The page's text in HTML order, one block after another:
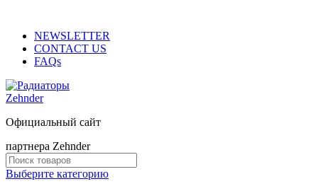
NEWSLETTER
CONTACT US
FAQs
Официальный сайт
партнера Zehnder
Выберите категорию